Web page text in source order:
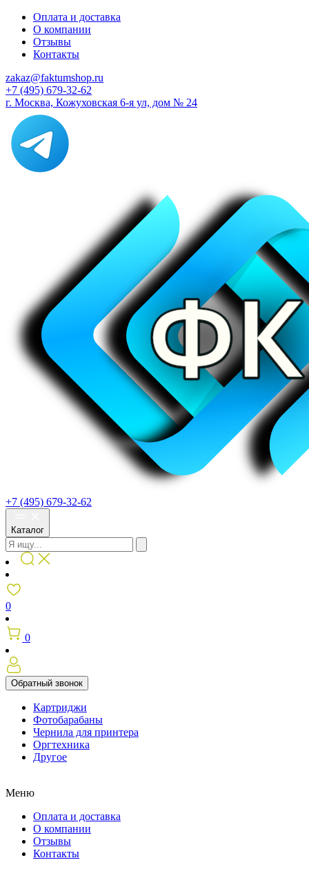
Оплата и доставка
О компании
Отзывы
Контакты
zakaz@faktumshop.ru
+7 (495) 679-32-62
г. Москва, Кожуховская 6-я ул, дом № 24
+7 (495) 679-32-62
Каталог
0
0
Обратный звонок
Картриджи
Фотобарабаны
Чернила для принтера
Оргтехника
Другое
Меню
Оплата и доставка
О компании
Отзывы
Контакты